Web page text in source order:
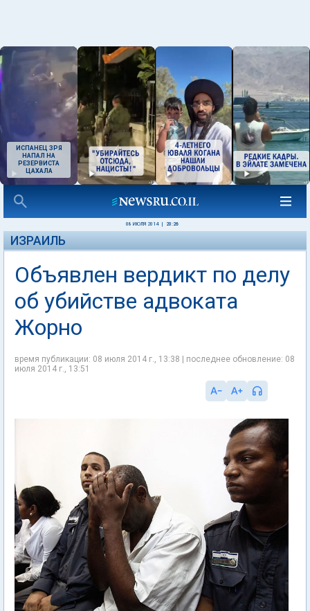
ИСПАНЕЦ ЗРЯ
НАПАЛ НА
РЕЗЕРВИСТА
ЦАХАЛА
08 ИЮЛЯ 2014 20:26
ИЗРАИЛЬ
Объявлен вердикт по делу
об убийстве адвоката
Жорно
время публикации: 08 июля 2014 г., 13:38 | последнее обновление: 08
июля 2014 г., 13:51